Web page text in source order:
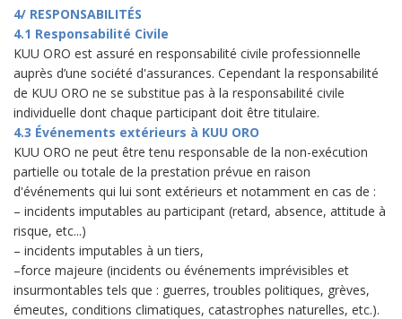
4/ RESPONSABILITÉS
4.1 Responsabilité Civile
KUU ORO est assuré en responsabilité civile professionnelle
auprès d’une société d'assurances. Cependant la responsabilité
de KUU ORO ne se substitue pas à la responsabilité civile
individuelle dont chaque participant doit être titulaire.
4.3 Événements extérieurs à KUU ORO
KUU ORO ne peut être tenu responsable de la non-exécution
partielle ou totale de la prestation prévue en raison
d'événements qui lui sont extérieurs et notamment en cas de :
– incidents imputables au participant (retard, absence, attitude à
risque, etc...)
– incidents imputables à un tiers,
–force majeure (incidents ou événements imprévisibles et
insurmontables tels que : guerres, troubles politiques, grèves,
émeutes, conditions climatiques, catastrophes naturelles, etc.).